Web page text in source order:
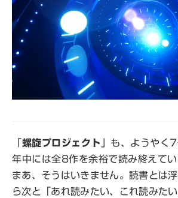
螺旋プロジェクト 」も、ようやく
年中には全8作を余裕で読み終えてい
まあ、そうはいきません。読書とは
ら次と「あれ読みたい、これ読みた